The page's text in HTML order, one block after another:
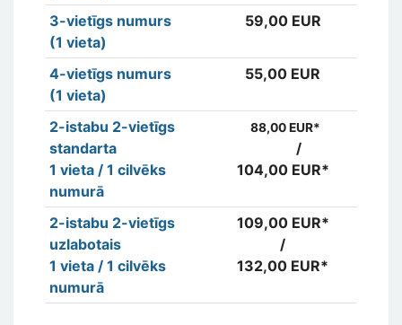
3-vietīgs numurs
(1 vieta)
59,00 EUR
4-vietīgs numurs
(1 vieta)
55,00 EUR
2-istabu 2-vietīgs
standarta
1 vieta / 1 cilvēks
numurā
88,00 EUR*
/
104,00 EUR*
2-istabu 2-vietīgs
uzlabotais
1 vieta / 1 cilvēks
numurā
109,00 EUR*
/
132,00 EUR*